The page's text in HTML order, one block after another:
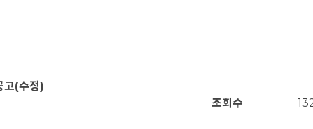
고(수정)
조회수